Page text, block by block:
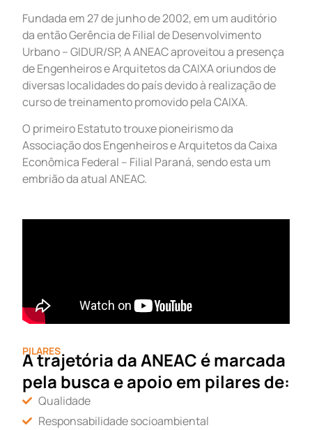
Fundada em 27 de junho de 2002, em um auditório
da então Gerência de Filial de Desenvolvimento
Urbano – GIDUR/SP, A ANEAC aproveitou a presença
de Engenheiros e Arquitetos da CAIXA oriundos de
diversas localidades do país devido à realização de
curso de treinamento promovido pela CAIXA.
O primeiro Estatuto trouxe pioneirismo da
Associação dos Engenheiros e Arquitetos da Caixa
Econômica Federal – Filial Paraná, sendo esta um
embrião da atual ANEAC.
PILARES
A trajetória da ANEAC é marcada
pela busca e apoio em pilares de:
Qualidade
Responsabilidade socioambiental